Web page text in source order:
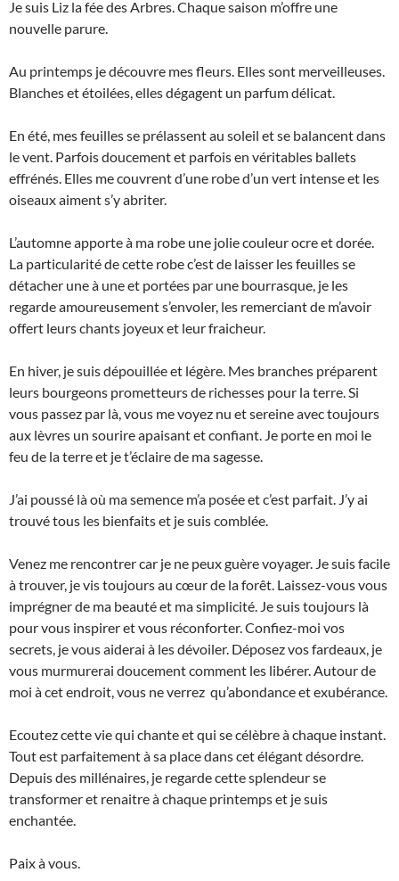
Je suis Liz la fée des Arbres. Chaque saison m’offre une
nouvelle parure.
Au printemps je découvre mes fleurs. Elles sont merveilleuses.
Blanches et étoilées, elles dégagent un parfum délicat.
En été, mes feuilles se prélassent au soleil et se balancent dans
le vent. Parfois doucement et parfois en véritables ballets
effrénés. Elles me couvrent d’une robe d’un vert intense et les
oiseaux aiment s’y abriter.
L’automne apporte à ma robe une jolie couleur ocre et dorée.
La particularité de cette robe c’est de laisser les feuilles se
détacher une à une et portées par une bourrasque, je les
regarde amoureusement s’envoler, les remerciant de m’avoir
offert leurs chants joyeux et leur fraicheur.
En hiver, je suis dépouillée et légère. Mes branches préparent
leurs bourgeons prometteurs de richesses pour la terre. Si
vous passez par là, vous me voyez nu et sereine avec toujours
aux lèvres un sourire apaisant et confiant. Je porte en moi le
feu de la terre et je t’éclaire de ma sagesse.
J’ai poussé là où ma semence m’a posée et c’est parfait. J’y ai
trouvé tous les bienfaits et je suis comblée.
Venez me rencontrer car je ne peux guère voyager. Je suis facile
à trouver, je vis toujours au cœur de la forêt. Laissez-vous vous
imprégner de ma beauté et ma simplicité. Je suis toujours là
pour vous inspirer et vous réconforter. Confiez-moi vos
secrets, je vous aiderai à les dévoiler. Déposez vos fardeaux, je
vous murmurerai doucement comment les libérer. Autour de
moi à cet endroit, vous ne verrez qu’abondance et exubérance.
Ecoutez cette vie qui chante et qui se célèbre à chaque instant.
Tout est parfaitement à sa place dans cet élégant désordre.
Depuis des millénaires, je regarde cette splendeur se
transformer et renaitre à chaque printemps et je suis
enchantée.
Paix à vous.